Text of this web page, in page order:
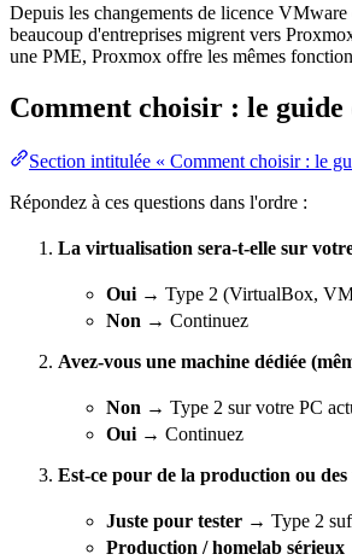
Depuis les changements de licence VMware
beaucoup d'entreprises migrent vers
une PME, Proxmox offre les mêmes
Comment choisir : le guide
Section intitulée « Comment choisir : le
Répondez à ces questions dans l'ordre :
La virtualisation sera-t-elle sur
Oui → Type 2 (VirtualBox,
Non → Continuez
Avez-vous une machine dédiée
Non → Type 2 sur votre PC
Oui → Continuez
Est-ce pour de la production ou des
Juste pour tester → Type 2
Production / homelab sérieux